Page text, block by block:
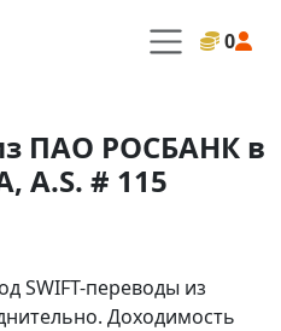
0
ПАО РОСБАНК в
A.S. # 115
SWIFT-переводы из
Доходимость